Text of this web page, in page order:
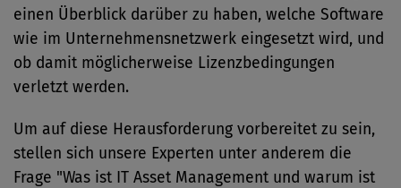
einen Überblick darüber zu haben, welche Software
wie im Unternehmensnetzwerk eingesetzt wird, und
ob damit möglicherweise Lizenzbedingungen
verletzt werden.
Um auf diese Herausforderung vorbereitet zu sein,
stellen sich unsere Experten unter anderem die
Frage "Was ist IT Asset Management und warum ist